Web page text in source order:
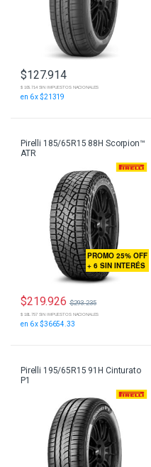
$127.914
$ 105.714 SIN IMPUESTOS NACIONALES
en 6 x $21319
Pirelli 185/65R15 88H Scorpion™
ATR
PROMO 25% OFF
+ 6 SIN INTERÉS
$219.926 $293.235
$ 181.757 SIN IMPUESTOS NACIONALES
en 6 x $36654.33
Pirelli 195/65R15 91H Cinturato
P1